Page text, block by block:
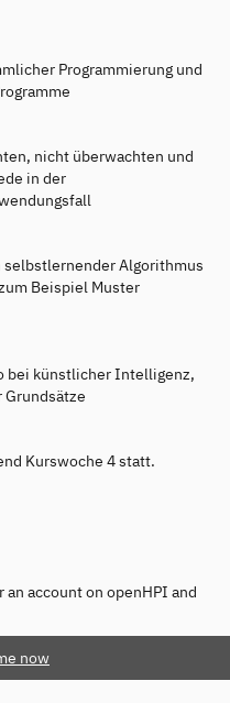
Programmierung und
nicht überwachten und
in der
selbstlernender Algorithmus
Beispiel Muster
bei künstlicher Intelligenz,
Kurswoche 4 statt.
account on openHPI and
now